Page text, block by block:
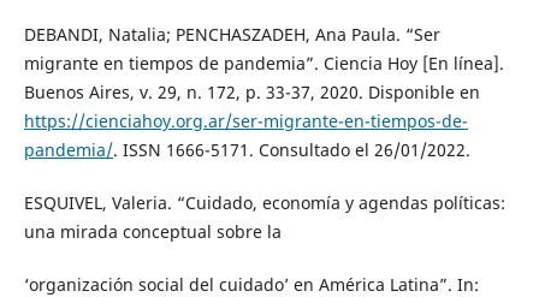
DEBANDI, Natalia; PENCHASZADEH, Ana Paula. “Ser
migrante en tiempos de pandemia”. Ciencia Hoy [En línea].
Buenos Aires, v. 29, n. 172, p. 33-37, 2020. Disponible en
https://cienciahoy.org.ar/ser-migrante-en-tiempos-de-
pandemia/. ISSN 1666-5171. Consultado el 26/01/2022.
ESQUIVEL, Valeria. “Cuidado, economía y agendas políticas:
una mirada conceptual sobre la
‘organización social del cuidado’ en América Latina”. In: